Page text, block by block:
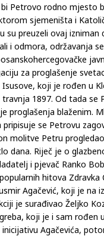
Petrovo rodno mjesto
sjemeništa i
su preuzeli ovaj
i odmora, održavanja
za proglašenje
koji je rođen u
1897. Od tada
proglašenja blaženim.
pripisuje se Petrovu
molitve Petru
dana. Riječ je o
i pjevač Ranko
hitova
Agačević, koji je na
je surađivao Željko
koji je i sam rođen
Agačevića,